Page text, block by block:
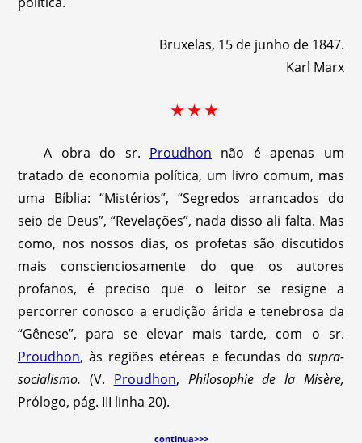
Bruxelas, 15 de junho de 1847.
Karl Marx
★ ★ ★
A obra do sr. Proudhon não é apenas um
tratado de economia política, um livro comum, mas
uma Bíblia: “Mistérios”, “Segredos arrancados do
seio de Deus”, “Revelações”, nada disso ali falta. Mas
como, nos nossos dias, os profetas são discutidos
mais conscienciosamente do que os autores
profanos, é preciso que o leitor se resigne a
percorrer conosco a erudição árida e tenebrosa da
“Gênese”, para se elevar mais tarde, com o sr.
Proudhon, às regiões etéreas e fecundas do supra-
socialismo. (V. Proudhon, Philosophie de la Misère,
Prólogo, pág. III linha 20).
continua>>>